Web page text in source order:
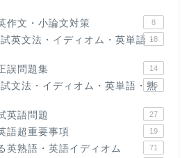
作文・小論文対策 8
英文法・イディオム・英単語・
18
誤問題集 14
文法・イディオム・英単語・熟
15
英語問題 27
語超重要事項 19
英熟語・英語イディオム 71